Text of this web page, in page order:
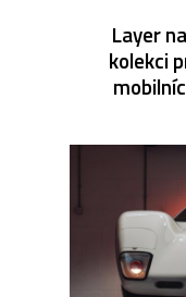
Layer
kolekci